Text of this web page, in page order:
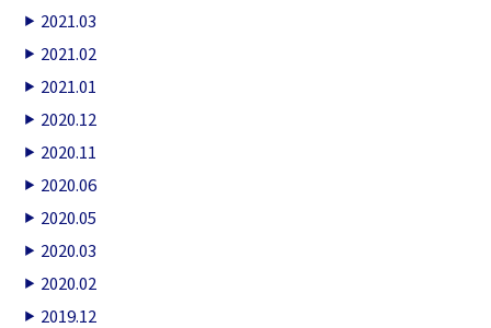
2021.03
2021.02
2021.01
2020.12
2020.11
2020.06
2020.05
2020.03
2020.02
2019.12